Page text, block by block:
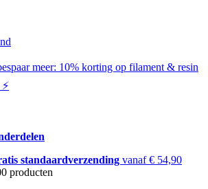
meer: ​​10% korting op filament & resin
standaardverzending vanaf € 54,90
producten